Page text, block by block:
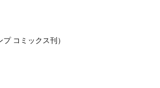
コミックス刊）